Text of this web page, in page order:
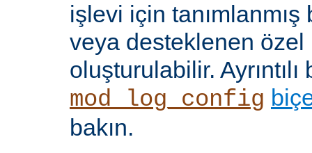
işlevi için
veya desteklenen
oluşturulabilir.
mod_log_config
bakın.